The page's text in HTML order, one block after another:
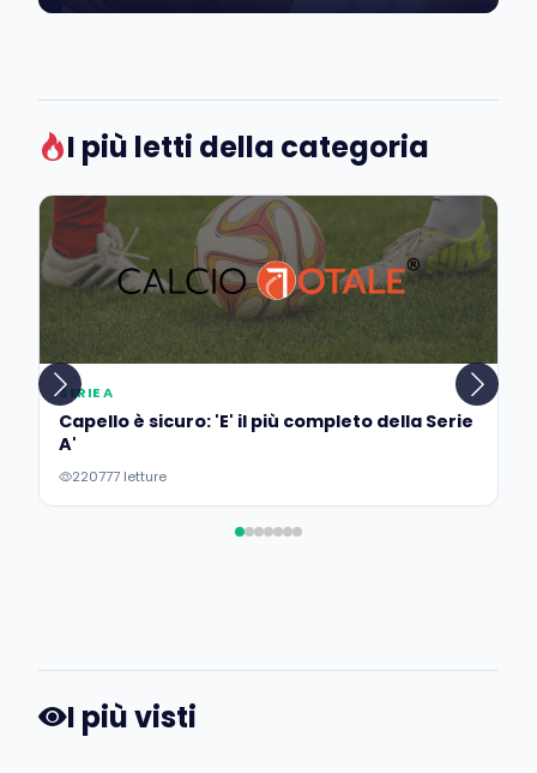
I più letti della categoria
SERIE A
Capello è sicuro: 'E' il più completo della Serie
A'
220777 letture
I più visti